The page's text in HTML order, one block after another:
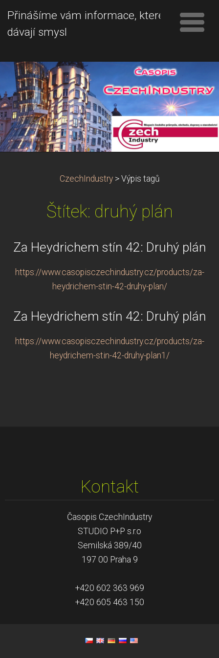
Přinášíme vám informace, které
dávají smysl
CzechIndustry > Výpis tagů
Štítek: druhý plán
Za Heydrichem stín 42: Druhý plán
https://www.casopisczechindustry.cz/products/za-
heydrichem-stin-42-druhy-plan/
Za Heydrichem stín 42: Druhý plán
https://www.casopisczechindustry.cz/products/za-
heydrichem-stin-42-druhy-plan1/
Kontakt
Časopis CzechIndustry
STUDIO P+P s.r.o
Semilská 389/40
197 00 Praha 9
+420 602 363 969
+420 605 463 150